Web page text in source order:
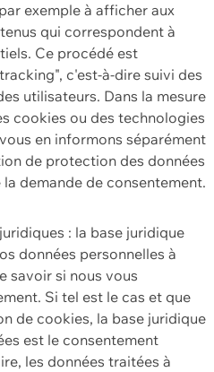
exemple à afficher aux
qui correspondent à
Ce procédé est
c'est-à-dire suivi des
utilisateurs. Dans la mesure
cookies ou des technologies
en informons séparément
de protection des données
demande de consentement.
: la base juridique
données personnelles à
savoir si nous vous
Si tel est le cas et que
de cookies, la base juridique
est le consentement
les données traitées à